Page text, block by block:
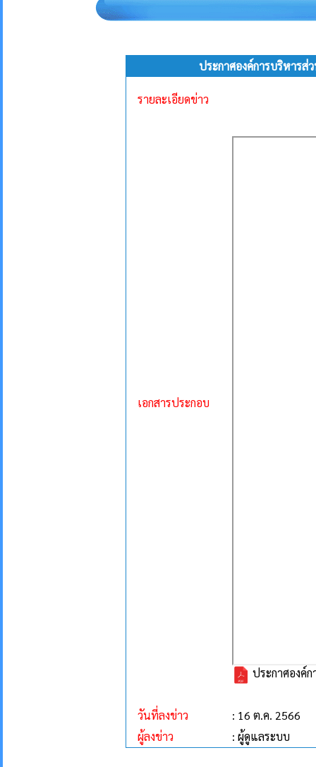
ประกาศองค์การบริหาร
รายละเอียดข่าว
เอกสารประกอบ
ประกาศองค์
วันที่ลงข่าว
: 16 ต.ค. 2566
ผู้ลงข่าว
: ผู้ดูแลระบบ